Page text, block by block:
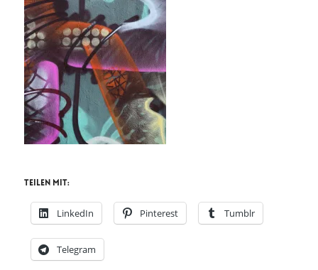
Teilen mit:
LinkedIn Pinterest Tumblr
Telegram